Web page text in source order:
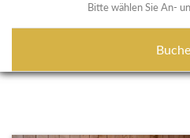
Bitte wählen Sie An-